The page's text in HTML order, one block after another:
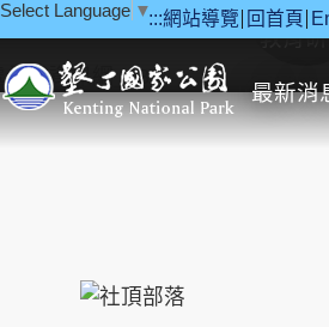
:::網站導覽 回首頁
Select Language ▼
最新消
教育